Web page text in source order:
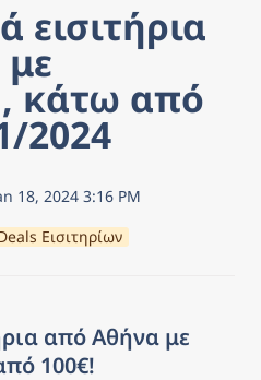
εισιτήρια
κάτω από
2024
18, 2024 3:16 PM
Εισιτηρίων
από Αθήνα με
100€!